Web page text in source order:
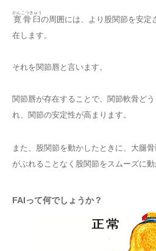
寛骨臼
かんこつきゅう
の周囲には、より股関節を安定
在します。
それを関節唇と言います。
関節唇が存在することで、関節軟骨ど
れ、関節の安定性が高まります。
また、股関節を動かしたときに、大腿
がぶれることなく股関節をスムーズに動
FAIって何でしょうか？